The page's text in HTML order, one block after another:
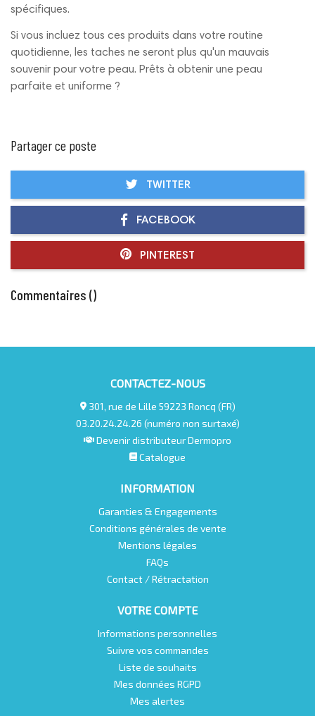
spécifiques.
Si vous incluez tous ces produits dans votre routine
quotidienne, les taches ne seront plus qu'un mauvais
souvenir pour votre peau. Prêts à obtenir une peau
parfaite et uniforme ?
Partager ce poste
TWITTER
FACEBOOK
PINTEREST
Commentaires ()
CONTACTEZ-NOUS
301, rue de Lille 59223 Roncq (FR)
03.20.24.24.26 (numéro non surtaxé)
Devenir distributeur Dermopro
Catalogue
INFORMATION
Garanties & Engagements
Conditions générales de vente
Mentions légales
FAQs
Contact / Rétractation
VOTRE COMPTE
Informations personnelles
Suivre vos commandes
Liste de souhaits
Mes données RGPD
Mes alertes